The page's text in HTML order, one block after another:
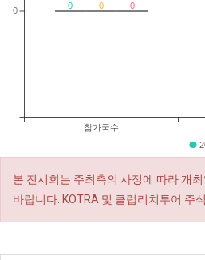
0 0 0
참가국수
0
본 전시회는 주최측의 사정에 따라 개
바랍니다. KOTRA 및 클럽리치투어 주